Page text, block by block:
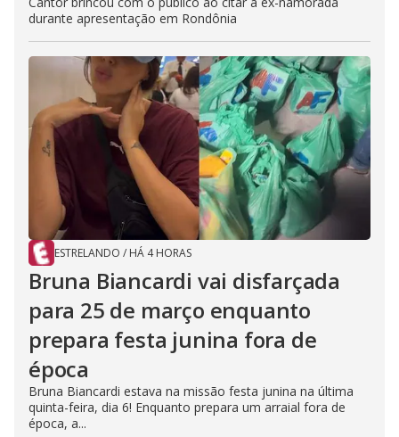
durante apresentação em Rondônia
ESTRELANDO / HÁ 4 HORAS
Bruna Biancardi vai disfarçada
para 25 de março enquanto
prepara festa junina fora de
época
Bruna Biancardi estava na missão festa junina na última
quinta-feira, dia 6! Enquanto prepara um arraial fora de
época, a...